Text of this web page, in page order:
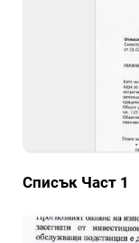
Списък Част 1